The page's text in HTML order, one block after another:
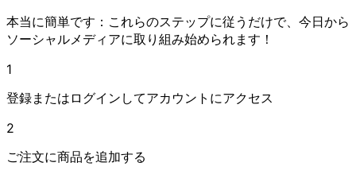
本当に簡単です：これらのステップに従うだけで、今日から
ソーシャルメディアに取り組み始められます！
1
登録またはログインしてアカウントにアクセス
2
ご注文に商品を追加する